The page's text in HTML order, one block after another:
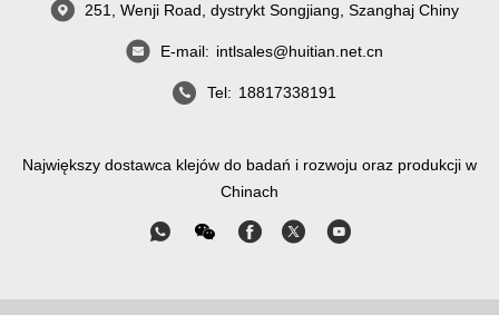
251, Wenji Road, dystrykt Songjiang, Szanghaj Chiny
E-mail: intlsales@huitian.net.cn
Tel: 18817338191
Największy dostawca klejów do badań i rozwoju oraz produkcji w
Chinach